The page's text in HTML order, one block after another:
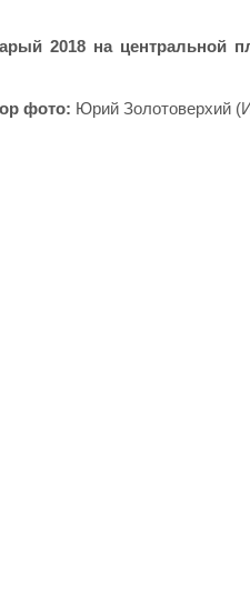
2018 на центральной
фото: Юрий Золотоверхий